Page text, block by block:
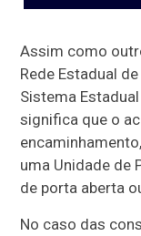
Assim como
Rede Estadual
Sistema
significa que o
uma Unidade de
de porta aberta
No caso das